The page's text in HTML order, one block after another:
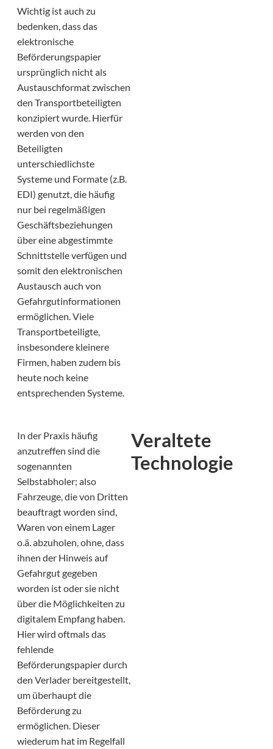
Wichtig ist auch zu
bedenken, dass das
elektronische
Beförderungspapier
ursprünglich nicht als
Austauschformat zwischen
den Transportbeteiligten
konzipiert wurde. Hierfür
werden von den
Beteiligten
unterschiedlichste
Systeme und Formate (z.B.
EDI) genutzt, die häufig
nur bei regelmäßigen
Geschäftsbeziehungen
über eine abgestimmte
Schnittstelle verfügen und
somit den elektronischen
Austausch auch von
Gefahrgutinformationen
ermöglichen. Viele
Transportbeteiligte,
insbesondere kleinere
Firmen, haben zudem bis
heute noch keine
entsprechenden Systeme.
In der Praxis häufig
anzutreffen sind die
sogenannten
Selbstabholer; also
Fahrzeuge, die von Dritten
beauftragt worden sind,
Waren von einem Lager
o.ä. abzuholen, ohne, dass
ihnen der Hinweis auf
Gefahrgut gegeben
worden ist oder sie nicht
über die Möglichkeiten zu
digitalem Empfang haben.
Hier wird oftmals das
fehlende
Beförderungspapier durch
den Verlader bereitgestellt,
um überhaupt die
Beförderung zu
ermöglichen. Dieser
wiederum hat im Regelfall
Veraltete
Technologie